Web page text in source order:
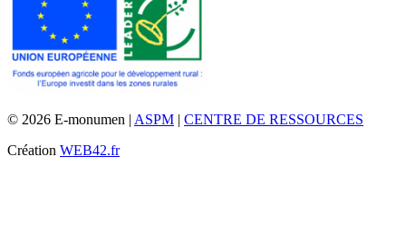
© 2026 E-monumen | ASPM | CENTRE DE RESSOURCES
Création WEB42.fr